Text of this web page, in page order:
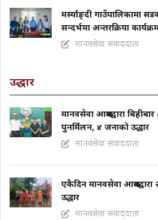
मर्स्याङ्दी गाउँपालिकामा
सन्दर्भमा अन्तरक्रिया
मानवसेवा संवाददाता
उद्धार
मानवसेवा आश्रमद्वारा
पुनर्मिलन, ४ जनाको उद्धार
मानवसेवा संवाददाता
एकैदिन मानवसेवा
उद्धार
मानवसेवा संवाददाता